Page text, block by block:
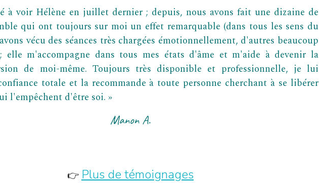
à voir Hélène en juillet dernier ; depuis, nous avons fait une dizaine de
qui ont toujours sur moi un effet remarquable (dans tous les sens du
vécu des séances très chargées émotionnellement, d'autres beaucoup
elle m'accompagne dans tous mes états d'âme et m'aide à devenir la
de moi-même. Toujours très disponible et professionnelle, je lui
totale et la recommande à toute personne cherchant à se libérer
l'empêchent d'être soi. »
Manon A.
👉 Plus de témoignages